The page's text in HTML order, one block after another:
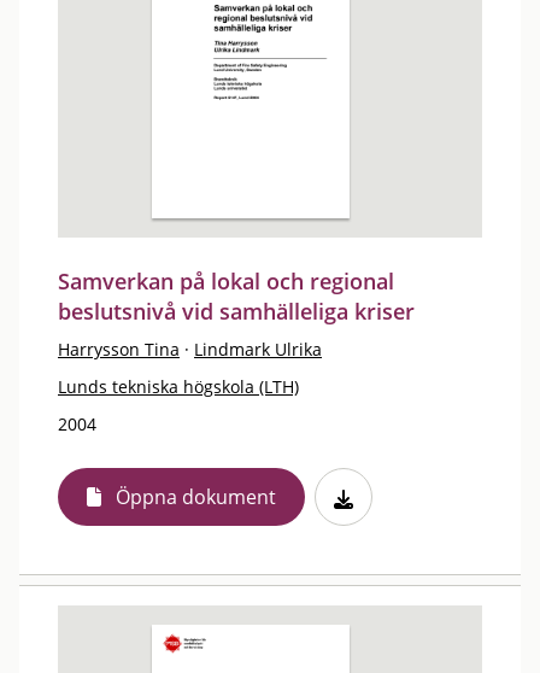
Samverkan på lokal och regional
beslutsnivå vid samhälleliga kriser
Harrysson Tina · Lindmark Ulrika
Lunds tekniska högskola (LTH)
2004
Öppna dokument